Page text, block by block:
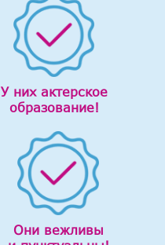
У них актерское
образование!
Они вежливы